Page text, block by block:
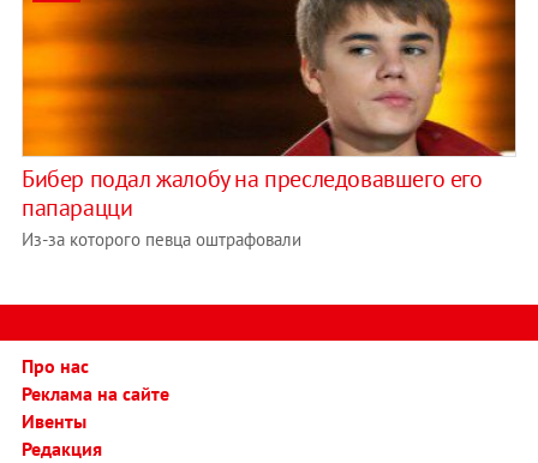
Бибер подал жалобу на преследовавшего его
папарацци
Из-за которого певца оштрафовали
Про нас
Реклама на сайте
Ивенты
Редакция